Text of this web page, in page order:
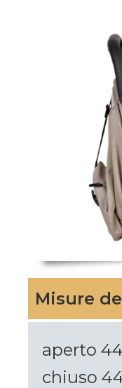
Misure
aperto
chiuso